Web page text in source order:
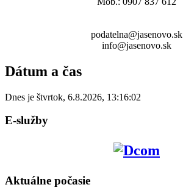
podatelna@jasenovo.sk
info@jasenovo.sk
Dátum a čas
Dnes je štvrtok, 6.8.2026, 13:16:02
E-služby
Aktuálne počasie